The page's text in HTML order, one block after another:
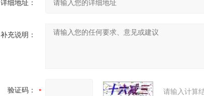
详细地址：
补充说明：
验证码： 请输入计算